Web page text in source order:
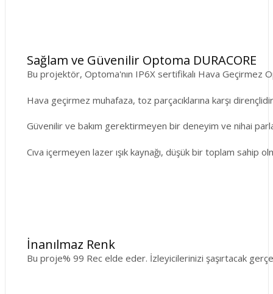
Sağlam ve Güvenilir Optoma DURACORE
Bu projektör, Optoma'nın IP6X sertifikalı Hava Geçirmez
Hava geçirmez muhafaza, toz parçacıklarına karşı
Güvenilir ve bakım gerektirmeyen bir deneyim ve nihai
Cıva içermeyen lazer ışık kaynağı, düşük bir toplam
İnanılmaz Renk
Bu proje% 99 Rec elde eder. İzleyicilerinizi şaşırtacak